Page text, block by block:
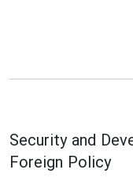
Security and
Foreign Policy